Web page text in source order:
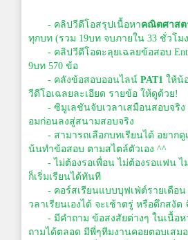
- คลิปวีดีโอสรุปเนื้อหาคณิตศาสต
ทุกบท (รวม 19บท จบภายใน 33 ชั่วโม
- คลิปวีดีโอตะลุยเฉลยข้อสอบ Ent
9บท 570 ข้อ
- คลังข้อสอบออนไลน์ PAT1 ให้น้
วีดีโอเฉลยละเอียด รายข้อ ให้ดูด้วย!
- ซิมูเลชันจับเวลาเสมือนสอบจริง
อมก่อนลงสู่สนามสอบจริง
- สามารถเลือกบทเรียนได้ อยากดู
น้นทำข้อสอบ ตามสไตล์ตัวเอง ^^
- ไม่ต้องรอเพื่อน ไม่ต้องรอแฟน ไม่
ก็เริ่มเรียนได้ทันที
- คอร์สเรียนแบบบุฟเฟ่ต์รายเดือน
วลาเรียนเองได้ จะเช้าตรู่ หรือดึกสงัด
- มีคำถาม ข้อสงสัยต่างๆ ในเนื้อห
ถามได้ตลอด มีพี่ๆทีมงานคอยตอบเสมอ